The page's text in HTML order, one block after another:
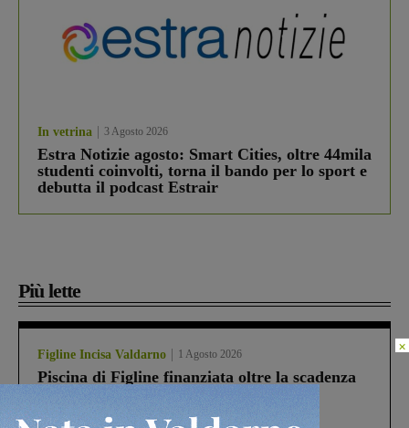
In vetrina 3 Agosto 2026
Estra Notizie agosto: Smart Cities, oltre 44mila
studenti coinvolti, torna il bando per lo sport e
debutta il podcast Estrair
Più lette
Figline Incisa Valdarno 1 Agosto 2026
Piscina di Figline finanziata oltre la scadenza
ringraziamento al Governo”
×